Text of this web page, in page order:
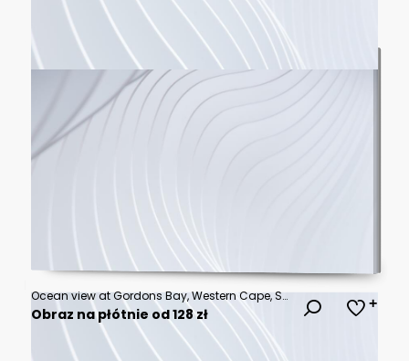
Ocean view at Gordons Bay, Western Cape, South Africa, Africa
Obraz na płótnie od 128 zł